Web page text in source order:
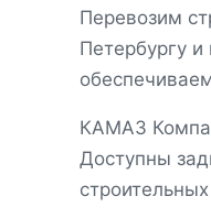
Перевозим
Петербургу
КАМАЗ
Доступны